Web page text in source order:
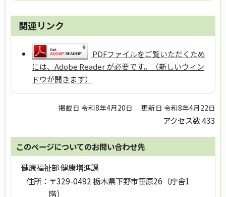
関連リンク
PDFファイルをご覧いただくため
には、Adobe Reader が必要です。（新しいウィン
ドウが開きます）
掲載日 令和8年4月20日 更新日 令和8年4月22日
アクセス数433
このページについてのお問い合わせ先
健康福祉部 健康増進課
住所： 〒329-0492 栃木県下野市笹原26（庁舎1
階）